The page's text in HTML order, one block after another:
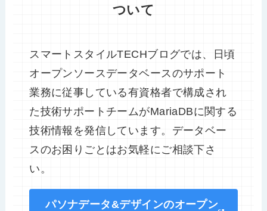
ついて
スマートスタイルTECHブログでは、日頃
オープンソースデータベースのサポート
業務に従事している有資格者で構成され
た技術サポートチームがMariaDBに関する
技術情報を発信しています。データベー
スのお困りごとはお気軽にご相談下さ
い。
パソナデータ&デザインのオープン